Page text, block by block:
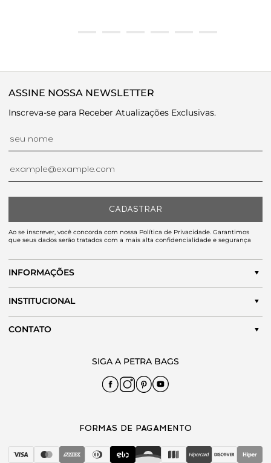
ASSINE NOSSA NEWSLETTER
Inscreva-se para Receber Atualizações Exclusivas.
CADASTRAR
Ao se inscrever, você concorda com nossa Política de Privacidade. Garantimos
que seus dados serão tratados com a mais alta confidencialidade e segurança
INFORMAÇÕES
INSTITUCIONAL
CONTATO